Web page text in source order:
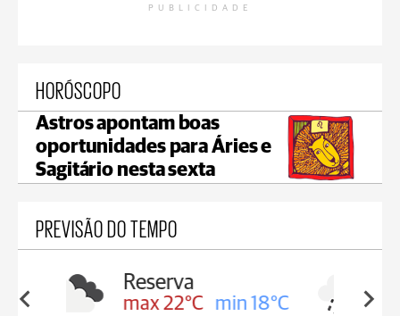
PUBLICIDADE
HORÓSCOPO
Astros apontam boas
oportunidades para Áries e
Sagitário nesta sexta
PREVISÃO DO TEMPO
18°C
Irati
max 19°C min 17°C